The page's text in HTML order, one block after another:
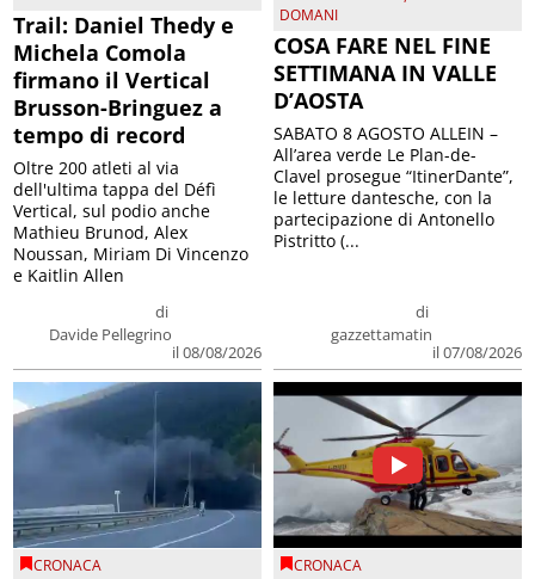
Trail: Daniel Thedy e
Michela Comola
firmano il Vertical
Brusson-Bringuez a
tempo di record
di
Davide Pellegrino
il 08/08/2026
Oltre 200 atleti al via
dell'ultima tappa del Défì
Vertical, sul podio anche
Mathieu Brunod, Alex
Noussan, Miriam Di Vincenzo
e Kaitlin Allen
DOMANI
COSA FARE NEL FINE
SETTIMANA IN VALLE
D’AOSTA
di
gazzettamatin
il 07/08/2026
SABATO 8 AGOSTO ALLEIN –
All’area verde Le Plan-de-
Clavel prosegue “ItinerDante”,
le letture dantesche, con la
partecipazione di Antonello
Pistritto (...
CRONACA CRONACA